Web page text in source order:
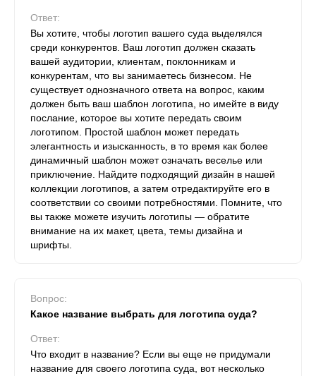
Ответ:
Вы хотите, чтобы логотип вашего суда выделялся
среди конкурентов. Ваш логотип должен сказать
вашей аудитории, клиентам, поклонникам и
конкурентам, что вы занимаетесь бизнесом. Не
существует однозначного ответа на вопрос, каким
должен быть ваш шаблон логотипа, но имейте в виду
послание, которое вы хотите передать своим
логотипом. Простой шаблон может передать
элегантность и изысканность, в то время как более
динамичный шаблон может означать веселье или
приключение. Найдите подходящий дизайн в нашей
коллекции логотипов, а затем отредактируйте его в
соответствии со своими потребностями. Помните, что
вы также можете изучить логотипы — обратите
внимание на их макет, цвета, темы дизайна и
шрифты.
Вопрос:
Какое название выбрать для логотипа суда?
Ответ:
Что входит в название? Если вы еще не придумали
название для своего логотипа суда, вот несколько